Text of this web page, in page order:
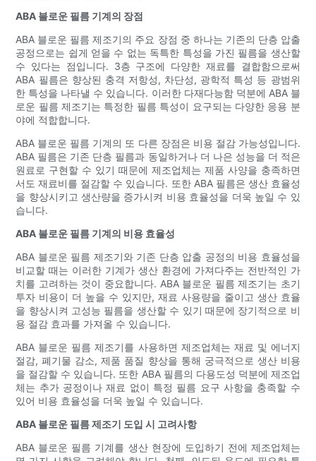
ABA 블로운 필름 기계의 장점
ABA 블로운 필름 제조기의 주요 장점 중 하나는 기존의 단층 압출
공정으로는 쉽게 얻을 수 없는 독특한 특성을 가진 필름을 생산할
수 있다는 점입니다. 3층 구조에 다양한 재료를 결합함으로써
ABA 필름은 향상된 충격 저항성, 차단성, 광학적 특성 등 광범위
한 특성을 나타낼 수 있습니다. 이러한 다재다능함 덕분에 ABA 블
로운 필름 제조기는 특정한 필름 특성이 요구되는 다양한 응용 분
야에 적합합니다.
ABA 블로운 필름 기계의 또 다른 장점은 비용 절감 가능성입니다.
ABA 필름은 기존 단층 필름과 동일하거나 더 나은 성능을 더 적은
원료로 구현할 수 있기 때문에 제조업체는 제품 사양을 충족하면
서도 재료비를 절감할 수 있습니다. 또한 ABA 필름은 생산 효율성
을 향상시키고 생산량을 증가시켜 비용 효율성을 더욱 높일 수 있
습니다.
ABA 블로운 필름 기계의 비용 효율성
ABA 블로운 필름 제조기와 기존 단층 압출 공정의 비용 효율성을
비교할 때는 이러한 기계가 생산 환경에 가져다주는 전반적인 가
치를 고려하는 것이 중요합니다. ABA 블로운 필름 제조기는 초기
투자 비용이 더 높을 수 있지만, 재료 사용량을 줄이고 생산 효율
을 향상시켜 고성능 필름을 생산할 수 있기 때문에 장기적으로 비
용 절감 효과를 가져올 수 있습니다.
ABA 블로운 필름 제조기를 사용하면 제조업체는 재료 및 에너지
절감, 폐기물 감소, 제품 품질 향상을 통해 궁극적으로 생산 비용
을 절감할 수 있습니다. 또한 ABA 필름의 다용도성 덕분에 제조업
체는 추가 공정이나 재료 없이 특정 필름 요구 사항을 충족할 수
있어 비용 효율성을 더욱 높일 수 있습니다.
ABA 블로운 필름 제조기 도입 시 고려사항
ABA 블로운 필름 기계를 생산 현장에 도입하기 전에 제조업체는